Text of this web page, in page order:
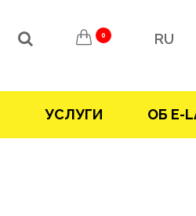
0 RU
УСЛУГИ ОБ E-